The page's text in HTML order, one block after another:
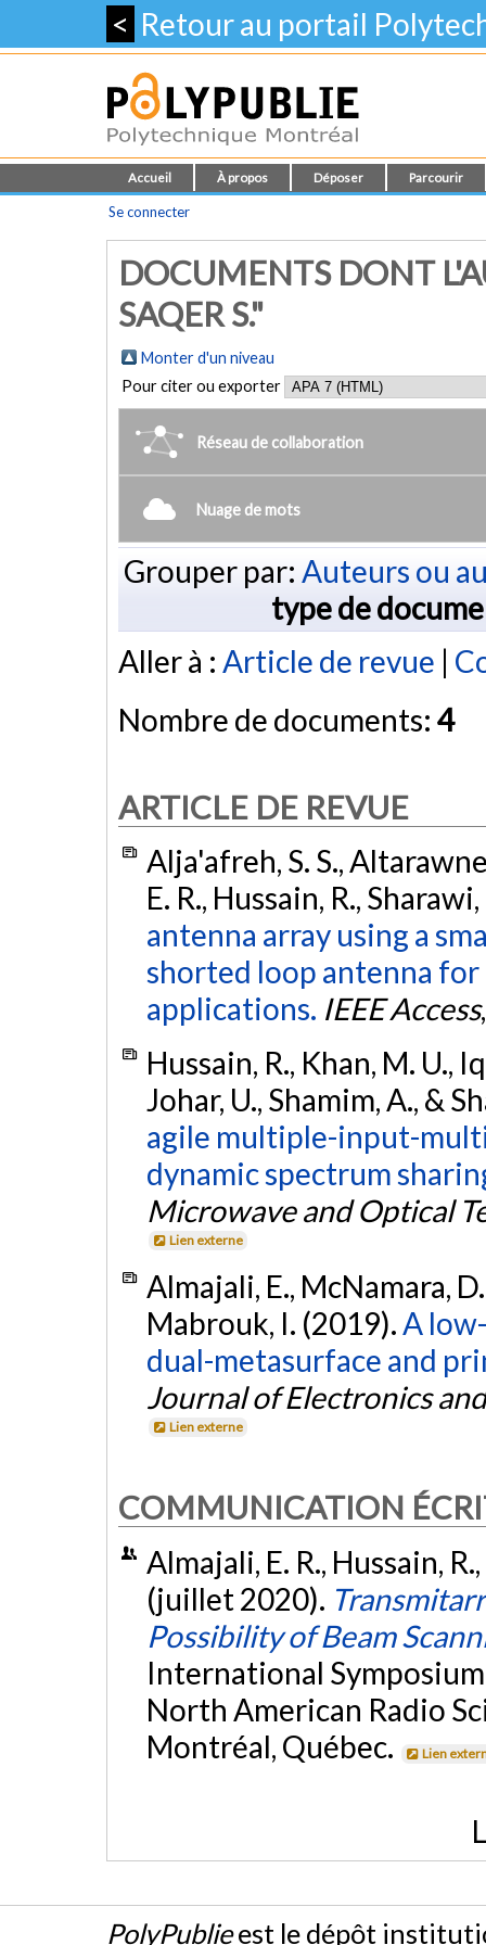
< Retour au portail
Accueil À propos Déposer Parcourir
Se connecter
DOCUMENTS DONT
SAQER S."
Monter d'un niveau
Pour citer ou exporter
Réseau de collaboration
Nuage de mots
Grouper par: Auteurs ou
type de
Aller à : Article de revue |
Nombre de documents: 4
ARTICLE DE REVUE
Alja'afreh, S. S.,
E. R., Hussain, R.,
antenna array using a
shorted loop antenna for
applications. IEEE Access
Hussain, R., Khan, M. U.,
Johar, U., Shamim, A., &
agile multiple-input-
dynamic spectrum
Microwave and Optical
Lien externe
Almajali, E., McNamara,
Mabrouk, I. (2019).A
dual-metasurface and
Journal of Electronics
Lien externe
COMMUNICATION
Almajali, E. R., Hussain,
(juillet 2020).
Possibility of Beam
International
North American Radio
Montréal, Québec.
Lien
PolyPublieest le dépôt